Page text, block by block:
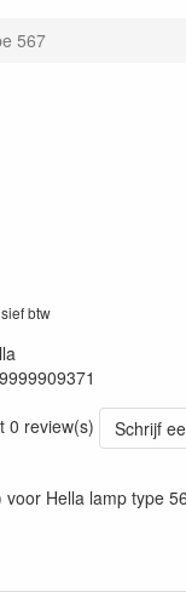
567
btw
0 review(s)
Schrijf
voor Hella lamp type